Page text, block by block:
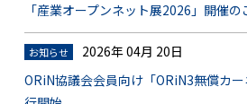
「産業オープンネット展2026」開催の
お知らせ
2026年 04月 20日
ORiN協議会会員向け「ORiN3無償カ